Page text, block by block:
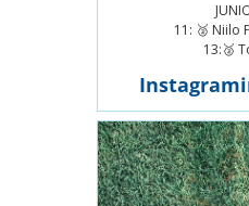
11: 🥈 Niilo
13:🥈